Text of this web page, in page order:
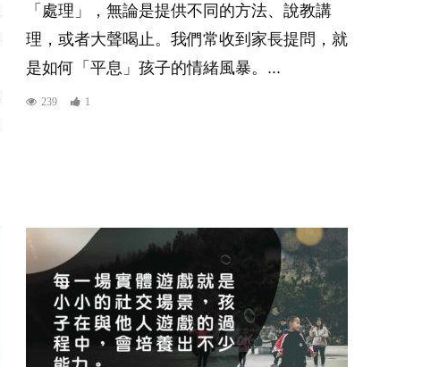
「處理」，無論是提供不同的方法、說教講
理，或者大聲喝止。我們常收到家長提問，就
是如何「平息」孩子的情緒風暴。...
239 1